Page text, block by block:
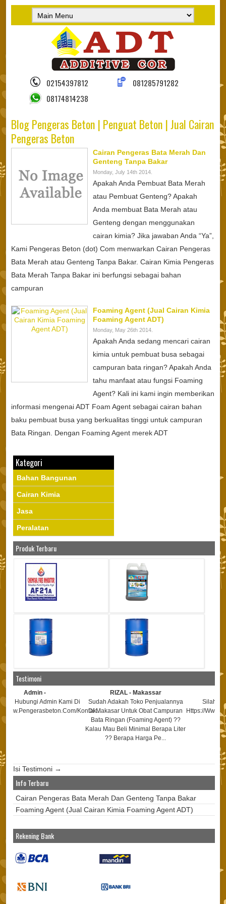
02154397812
081285791282
08174814238
Blog Pengeras Beton | Penguat Beton | Jual Cairan
Pengeras Beton
Cairan Pengeras Bata Merah Dan
Genteng Tanpa Bakar
Monday, July 14th 2014.
Apakah Anda Pembuat Bata Merah
atau Pembuat Genteng? Apakah
Anda membuat Bata Merah atau
Genteng dengan menggunakan
cairan kimia? Jika jawaban Anda “Ya”,
Kami Pengeras Beton (dot) Com menwarkan Cairan Pengeras
Bata Merah atau Genteng Tanpa Bakar. Cairan Kimia Pengeras
Bata Merah Tanpa Bakar ini berfungsi sebagai bahan
campuran
Foaming Agent (Jual Cairan Kimia
Foaming Agent ADT)
Monday, May 26th 2014.
Apakah Anda sedang mencari cairan
kimia untuk pembuat busa sebagai
campuran bata ringan? Apakah Anda
tahu manfaat atau fungsi Foaming
Agent? Kali ini kami ingin memberikan
informasi mengenai ADT Foam Agent sebagai cairan bahan
baku pembuat busa yang berkualitas tinggi untuk campuran
Bata Ringan. Dengan Foaming Agent merek ADT
Kategori
Bahan Bangunan
Cairan Kimia
Jasa
Peralatan
Produk Terbaru
Testimoni
Admin -
Admin Kami Di
kontak...
RIZAL - Makassar
Sudah Adakah Toko Penjualannya
Di Makasar Untuk Obat Campuran
Bata Ringan (foaming Agent) ??
Kalau Mau Beli Minimal Berapa Liter
?? Berapa Harga Pe...
Silahkan
Https://
Isi Testimoni →
Info Terbaru
Cairan Pengeras Bata Merah Dan Genteng Tanpa Bakar
Foaming Agent (Jual Cairan Kimia Foaming Agent ADT)
Rekening Bank